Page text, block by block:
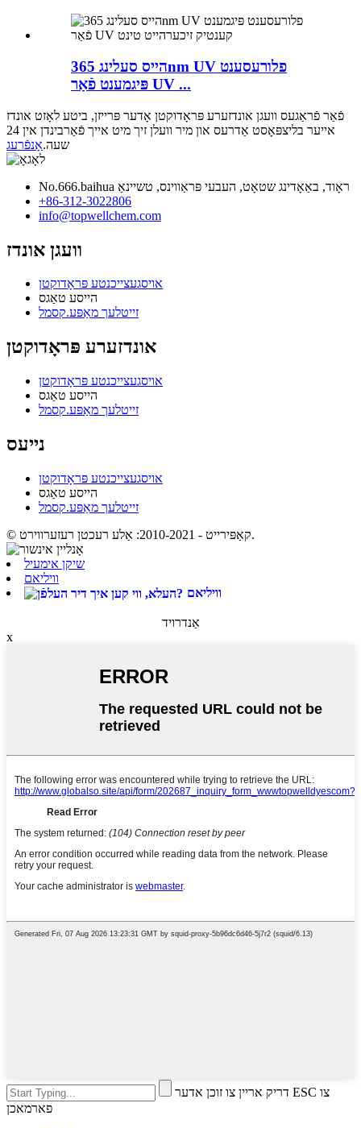
הייס סעלינג 365nm UV פלורעסענט
פּיגמענט פֿאַר UV ...
פֿאַר פֿראַגעס וועגן אונדזערע פּראָדוקטן אָדער פּרייזן, ביטע לאָזט אונדז
אייער בליצפּאָסט אַדרעס און מיר וועלן זיך מיט אייך פֿאַרבינדן אין 24
שעה.אָנפֿרעג
No.666.baihua ראָוד, באַאָדינג שטאָט, העבעי פּראַווינס, טשיינאַ
+86-312-3022806
info@topwellchem.com
וועגן אונדז
אויסגעצייכנטע פּראָדוקטן
הייסע טאַגס
זייטלעך מאַפּע.קסמל
אונדזערע פּראָדוקטן
אויסגעצייכנטע פּראָדוקטן
הייסע טאַגס
זייטלעך מאַפּע.קסמל
נייעס
אויסגעצייכנטע פּראָדוקטן
הייסע טאַגס
זייטלעך מאַפּע.קסמל
© קאַפּירייט - 2010-2021: אַלע רעכטן רעזערווירט.
שיקן אימעיל
וויליאם
וויליאם
אַנדרויד
x
דריק אריין צו זוכן אדער ESC צו
פארמאכן